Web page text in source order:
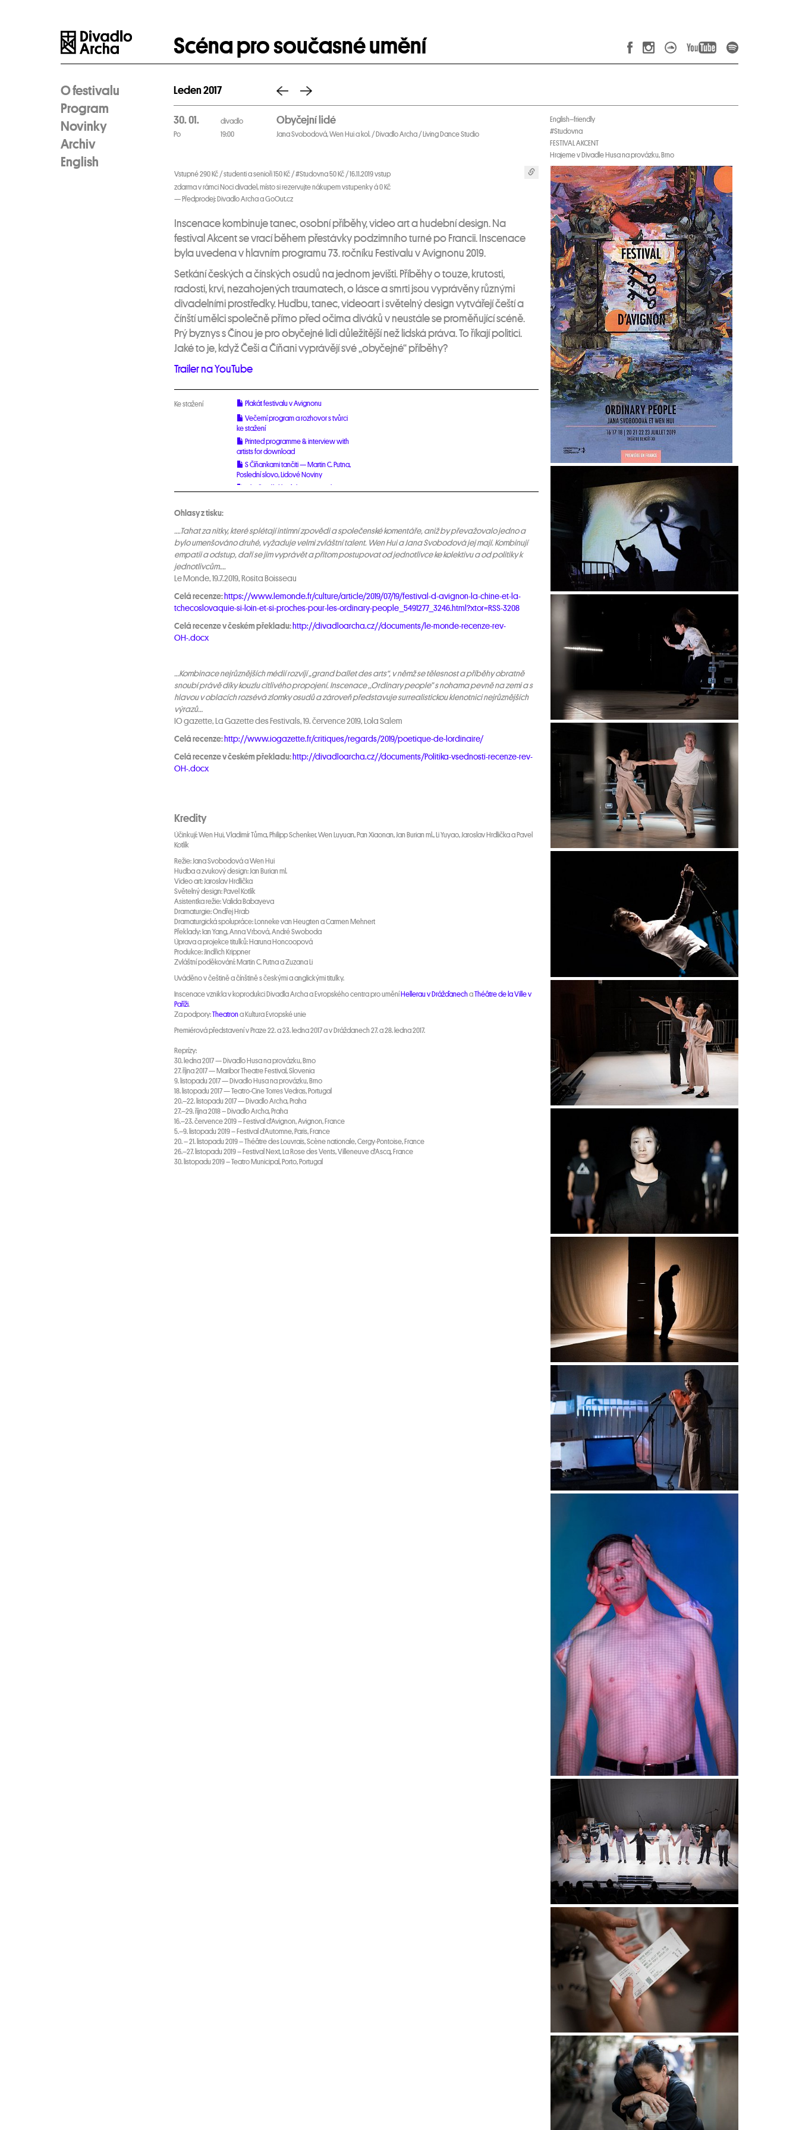
Scéna pro současné umění
O festivalu
Program
Novinky
Archiv
English
Leden 2017
30. 01.
Po
divadlo
19:00
Obyčejní lidé
Jana Svobodová, Wen Hui a kol. / Divadlo Archa / Living Dance Studio
English–friendly
#Studovna
FESTIVAL AKCENT
Hrajeme v Divadle Husa na provázku, Brno
Vstupné 290 Kč / studenti a senioři 150 Kč / #Studovna 50 Kč / 16.11.2019 vstup
zdarma v rámci Noci divadel, místo si rezervujte nákupem vstupenky á 0 Kč
— Předprodej: Divadlo Archa a GoOut.cz
Inscenace kombinuje tanec, osobní příběhy, video art a hudební design. Na
festival Akcent se vrací během přestávky podzimního turné po Francii. Inscenace
byla uvedena v hlavním programu 73. ročníku Festivalu v Avignonu 2019.
Setkání českých a čínských osudů na jednom jevišti. Příběhy o touze, krutosti,
radosti, krvi, nezahojených traumatech, o lásce a smrti jsou vyprávěny různými
divadelními prostředky. Hudbu, tanec, videoart i světelný design vytvářejí čeští a
čínští umělci společně přímo před očima diváků v neustále se proměňující scéně.
Prý byznys s Čínou je pro obyčejné lidi důležitější než lidská práva. To říkají politici.
Jaké to je, když Češi a Číňani vyprávějí své „obyčejné“ příběhy?
Trailer na YouTube
Ke stažení Plakát festivalu v Avignonu
Večerní program a rozhovor s tvůrci
ke stažení
Printed programme & interview with
artists for download
S Číňankami tančiti — Martin C. Putna,
Poslední slovo, Lidové Noviny
Všichni jsou obyčejní lidé — rozhovor
s Wen Hui a Janou Svobodovou
Ordinary People — Reviews
Ohlasy z tisku:
….Tahat za nitky, které splétají intimní zpovědi a společenské komentáře, aniž by převažovalo jedno a
bylo umenšováno druhé, vyžaduje velmi zvláštní talent. Wen Hui a Jana Svobodová jej mají. Kombinují
empatii a odstup, daří se jim vyprávět a přitom postupovat od jednotlivce ke kolektivu a od politiky k
jednotlivcům….
Le Monde, 19.7.2019, Rosita Boisseau
Celá recenze: https://www.lemonde.fr/culture/article/2019/07/19/festival-d-avignon-la-chine-et-la-
tchecoslovaquie-si-loin-et-si-proches-pour-les-ordinary-people_5491277_3246.html?xtor=RSS-3208
Celá recenze v českém překladu: http://divadloarcha.cz//documents/le-monde-recenze-rev-
OH-.docx
…Kombinace nejrůznějších médií rozvíjí „grand ballet des arts“, v němž se tělesnost a příběhy obratně
snoubí právě díky kouzlu citlivého propojení. Inscenace ,,Ordinary people” s nohama pevně na zemi a s
hlavou v oblacích rozsévá zlomky osudů a zároveň představuje surrealistickou klenotnici nejrůznějších
výrazů…
IO gazette, La Gazette des Festivals, 19. července 2019, Lola Salem
Celá recenze: http://www.iogazette.fr/critiques/regards/2019/poetique-de-lordinaire/
Celá recenze v českém překladu: http://divadloarcha.cz//documents/Politika-vsednosti-recenze-rev-
OH-.docx
Kredity
Účinkují: Wen Hui, Vladimír Tůma, Philipp Schenker, Wen Luyuan, Pan Xiaonan, Jan Burian ml., Li Yuyao, Jaroslav Hrdlička a Pavel
Kotlík
Režie: Jana Svobodová a Wen Hui
Hudba a zvukový design: Jan Burian ml.
Video art: Jaroslav Hrdlička
Světelný design: Pavel Kotlík
Asistentka režie: Valida Babayeva
Dramaturgie: Ondřej Hrab
Dramaturgická spolupráce: Lonneke van Heugten a Carmen Mehnert
Překlady: Ian Yang, Anna Vrbová, André Swoboda
Úprava a projekce titulků: Haruna Honcoopová
Produkce: Jindřich Krippner
Zvláštní poděkování: Martin C. Putna a Zuzana Li
Uváděno v češtině a čínštině s českými a anglickými titulky.
Inscenace vznikla v koprodukci Divadla Archa a Evropského centra pro umění Hellerau v DrážďanechaThéâtre de la Ville v
Paříži.
Za podpory:Theatrona Kultura Evropské unie
Premiérová představení v Praze 22. a 23. ledna 2017 a v Dráždanech 27. a 28. ledna 2017.
Reprízy:
30. ledna 2017 — Divadlo Husa na provázku, Brno
27. října 2017 — Maribor Theatre Festival, Slovenia
9. listopadu 2017 — Divadlo Husa na provázku, Brno
18. listopadu 2017 — Teatro-Cine Torres Vedras, Portugal
20.–22. listopadu 2017 — Divadlo Archa, Praha
27.–29. října 2018 – Divadlo Archa, Praha
16.–23. července 2019 – Festival d'Avignon, Avignon, France
5.–9. listopadu 2019 – Festival d'Automne, Paris, France
20. – 21. listopadu 2019 – Théâtre des Louvrais, Scène nationale, Cergy-Pontoise, France
26.–27. listopadu 2019 – Festival Next, La Rose des Vents, Villeneuve d'Ascq, France
30. listopadu 2019 – Teatro Municipal, Porto, Portugal